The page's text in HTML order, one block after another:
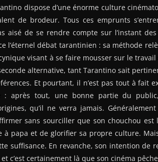
dispose d’une énorme culture
de brodeur. Tous ces emprunts
aisé de se rendre compte sur l’instant
l’éternel débat tarantinien : sa méthode
visant à se faire mousser sur le
alternative, tant Tarantino sait
Et pourtant, il n’est pas tout à fait
: après tout, une bonne partie du
qu’il ne verra jamais.
sans sourciller que son chouchou est
à papa et de glorifier sa propre culture.
suffisance. En revanche, son intention de
c’est certainement là que son cinéma